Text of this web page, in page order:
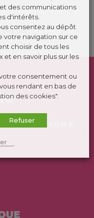
EN LIGNE
des communications
d'intérêts.
consentez au dépôt
votre navigation sur ce
choisir de tous les
et en savoir plus sur les
consentement ou
rendant en bas de
des cookies".
Refuser